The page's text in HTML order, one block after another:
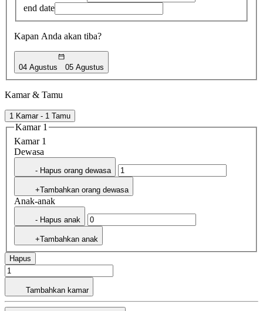
end date
Kapan Anda akan tiba?
04 Agustus 05 Agustus
Kamar & Tamu
1 Kamar - 1 Tamu
Kamar 1
Kamar 1
Dewasa
- Hapus orang dewasa
+Tambahkan orang dewasa
Anak-anak
- Hapus anak
+Tambahkan anak
Hapus
Tambahkan kamar